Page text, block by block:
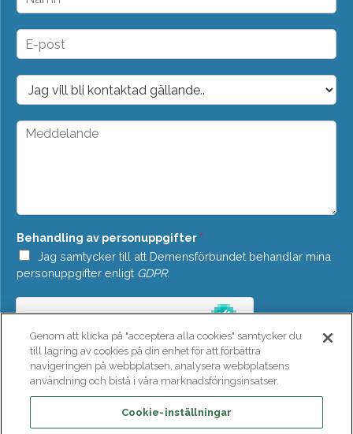
m
n
E
p
o
t
*
D
o
p
M
a
d
e
*
Behandling av personuppgifter *
Jag samtycker till att Demensförbundet behandlar mina
personuppgifter enligt GDPR.
SKICKA
Genom att klicka på "acceptera alla cookies" samtycker du
till lagring av cookies på din enhet för att förbättra
navigeringen på webbplatsen, analysera webbplatsens
användning och bistå i våra marknadsföringsinsatser.
Cookie-inställningar